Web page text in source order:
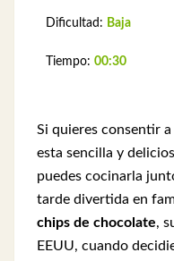
Dificultad: Baja
Tiempo: 00:30
Si quieres consentir a
esta sencilla y
puedes cocinarla
tarde divertida en
chips de chocolate,
EEUU, cuando